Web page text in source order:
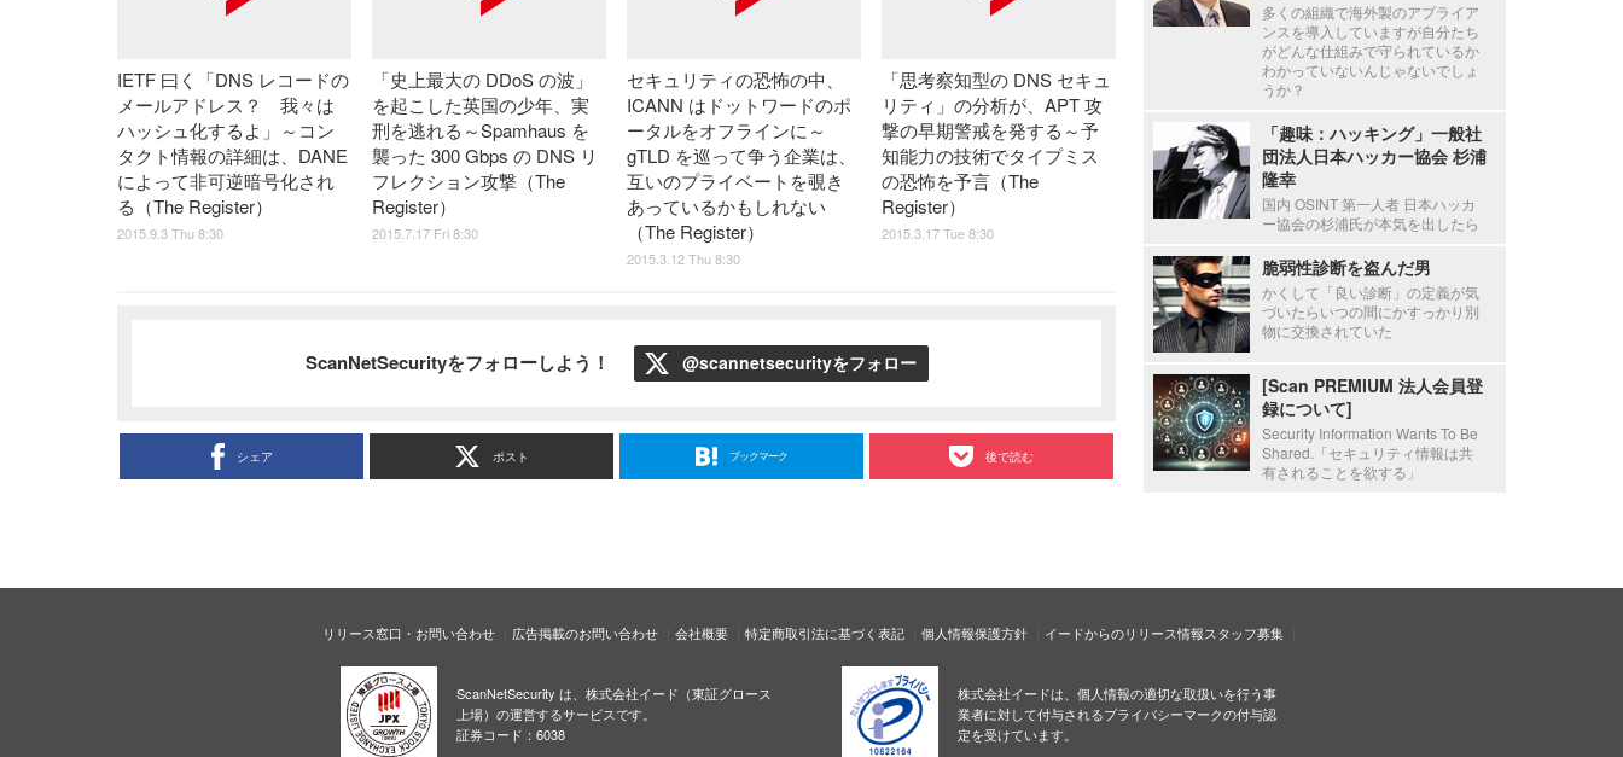
IETF 曰く「DNS レコードの
メールアドレス？ 我々は
ハッシュ化するよ」～コン
タクト情報の詳細は、DANE
によって非可逆暗号化され
る（The Register）
2015.9.3 Thu 8:30
「史上最大の DDoS の波」
を起こした英国の少年、実
刑を逃れる～Spamhaus を
襲った 300 Gbps の DNS リ
フレクション攻撃（The
Register）
2015.7.17 Fri 8:30
セキュリティの恐怖の中、
ICANN はドットワードのポ
ータルをオフラインに～
gTLD を巡って争う企業は、
互いのプライベートを覗き
あっているかもしれない
（The Register）
2015.3.12 Thu 8:30
「思考察知型の DNS セキュ
リティ」の分析が、APT 攻
撃の早期警戒を発する～予
知能力の技術でタイプミス
の恐怖を予言（The
Register）
2015.3.17 Tue 8:30
ScanNetSecurityをフォローしよう！ @scannetsecurityをフォロー
シェア ポスト ブックマーク 後で読む
多くの組織で海外製のアプライア
ンスを導入していますが自分たち
がどんな仕組みで守られているか
わかっていないんじゃないでしょ
うか？
「趣味：ハッキング」一般社
団法人日本ハッカー協会 杉浦
隆幸
国内 OSINT 第一人者 日本ハッカ
ー協会の杉浦氏が本気を出したら
脆弱性診断を盗んだ男
かくして「良い診断」の定義が気
づいたらいつの間にかすっかり別
物に交換されていた
[Scan PREMIUM 法人会員登
録について]
Security Information Wants To Be
Shared.「セキュリティ情報は共
有されることを欲する」
リリース窓口・お問い合わせ 広告掲載のお問い合わせ 会社概要 特定商取引法に基づく表記 個人情報保護方針 イードからのリリース情報スタッフ募集
ScanNetSecurity は、株式会社イード（東証グロース
上場）の運営するサービスです。
証券コード：6038
株式会社イードは、個人情報の適切な取扱いを行う事
業者に対して付与されるプライバシーマークの付与認
定を受けています。